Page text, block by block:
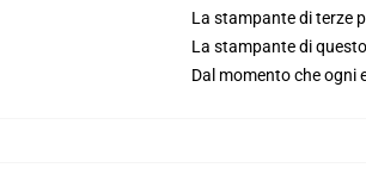
La stampante di terze
La stampante di
Dal momento che ogni